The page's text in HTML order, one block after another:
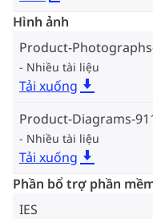
Hình ảnh
Product-
Nhiều tài liệu
Tải xuống
Product-Diagrams-
Nhiều tài liệu
Tải xuống
Phần bổ trợ phần
IES